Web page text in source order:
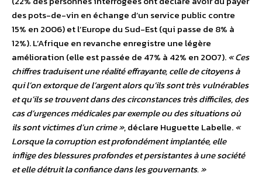
des pots-de-vin en échange d’un service public contre
15% en 2006) et l’Europe du Sud-Est (qui passe de 8% à
12%). L’Afrique en revanche enregistre une légère
amélioration (elle est passée de 47% à 42% en 2007).« Ces
chiffres traduisent une réalité effrayante, celle de citoyens à
qui l’on extorque de l’argent alors qu’ils sont très vulnérables
et qu’ils se trouvent dans des circonstances très difficiles, des
cas d’urgences médicales par exemple ou des situations où
ils sont victimes d’un crime », déclare Huguette Labelle.«
Lorsque la corruption est profondément implantée, elle
inflige des blessures profondes et persistantes à une société
et elle détruit la confiance dans les gouvernants. »